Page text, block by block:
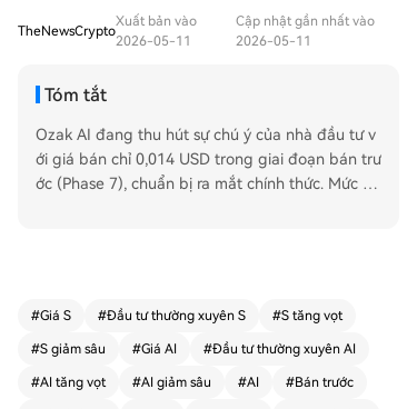
TheNewsCrypto
Xuất bản vào
2026-05-11
Cập nhật gần nhất vào
2026-05-11
Tóm tắt
Ozak AI đang thu hút sự chú ý của nhà đầu tư v
ới giá bán chỉ 0,014 USD trong giai đoạn bán trư
ớc (Phase 7), chuẩn bị ra mắt chính thức. Mức gi
ng chính xác nhờ mạng thu thập dữ liệu và các t
ác nhân phân tích 24/7. Đồng nội bộ $OZ được
#Giá S #Đầu tư thường xuyên S #S tăng vọt
#S giảm sâu #Giá AI #Đầu tư thường xuyên AI
#AI tăng vọt #AI giảm sâu #AI #Bán trước